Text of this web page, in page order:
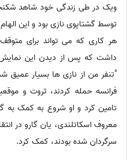
ویک در طی زندگی خود شاهد
توسط گشتاپوی نازی بود و این
هر کاری که می تواند برای
داشت که پس از دیدن این نمایش
فرانسه حمله کردند، ثروت و
تامین کرد و او شروع به کمک به
معروف اسکاتلندی، یان گارو در
سرگردان شده بودند، کمک کرد.